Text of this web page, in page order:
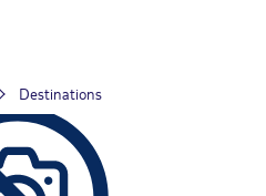
Destinations